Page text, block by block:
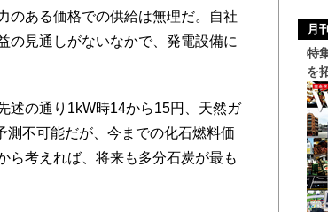
のある価格での供給は無理だ。自社
の見通しがないなかで、発電設備に
述の通り1kW時14から15円、天然ガ
測不可能だが、今までの化石燃料価
ら考えれば、将来も多分石炭が最も
月
特
を